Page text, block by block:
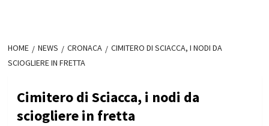
HOME NEWS CRONACA
CIMITERO DI SCIACCA, I NODI DA
SCIOGLIERE IN FRETTA
Cimitero di Sciacca, i nodi da
sciogliere in fretta